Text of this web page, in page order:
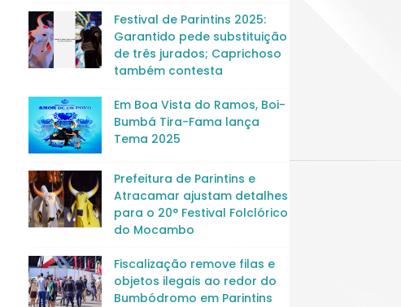
Festival de Parintins 2025:
Garantido pede substituição
de três jurados; Caprichoso
também contesta
Em Boa Vista do Ramos, Boi-
Bumbá Tira-Fama lança
Tema 2025
Prefeitura de Parintins e
Atracamar ajustam detalhes
para o 20° Festival Folclórico
do Mocambo
Fiscalização remove filas e
objetos ilegais ao redor do
Bumbódromo em Parintins